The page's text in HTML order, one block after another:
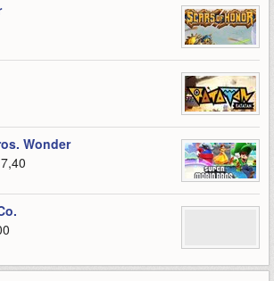
Wonder
7,40